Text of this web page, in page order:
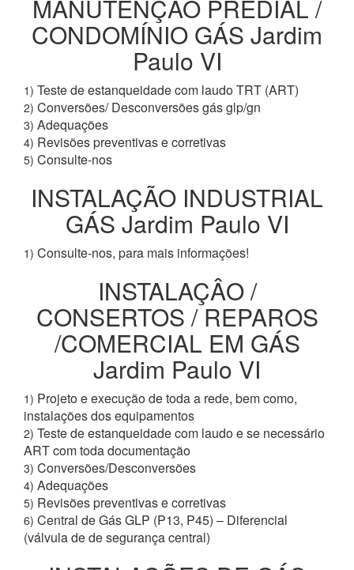
MANUTENÇÃO PREDIAL /
CONDOMÍNIO GÁS Jardim
Paulo VI
1) Teste de estanqueidade com laudo TRT (ART)
2) Conversões/ Desconversões gás glp/gn
3) Adequações
4) Revisões preventivas e corretivas
5) Consulte-nos
INSTALAÇÃO INDUSTRIAL
GÁS Jardim Paulo VI
1) Consulte-nos, para mais informações!
INSTALAÇÂO /
CONSERTOS / REPAROS
/COMERCIAL EM GÁS
Jardim Paulo VI
1) Projeto e execução de toda a rede, bem como,
instalações dos equipamentos
2) Teste de estanqueidade com laudo e se necessário
ART com toda documentação
3) Conversões/Desconversões
4) Adequações
5) Revisões preventivas e corretivas
6) Central de Gás GLP (P13, P45) – Diferencial
(válvula de de segurança central)